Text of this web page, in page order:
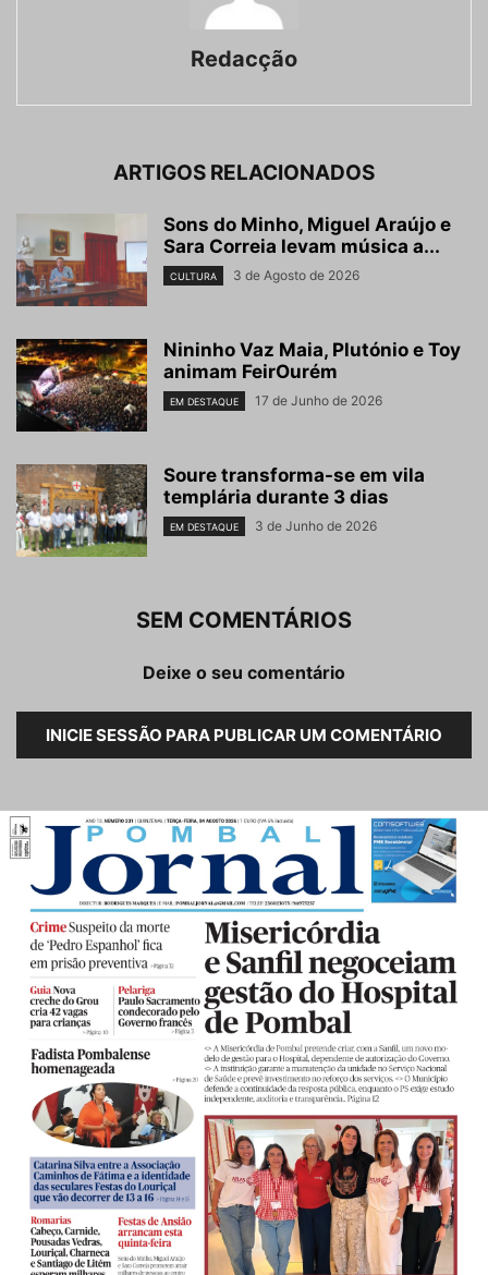
Redacção
ARTIGOS RELACIONADOS
Sons do Minho, Miguel Araújo e
Sara Correia levam música a...
CULTURA 3 de Agosto de 2026
Nininho Vaz Maia, Plutónio e Toy
animam FeirOurém
EM DESTAQUE 17 de Junho de 2026
Soure transforma-se em vila
templária durante 3 dias
EM DESTAQUE 3 de Junho de 2026
SEM COMENTÁRIOS
Deixe o seu comentário
INICIE SESSÃO PARA PUBLICAR UM COMENTÁRIO